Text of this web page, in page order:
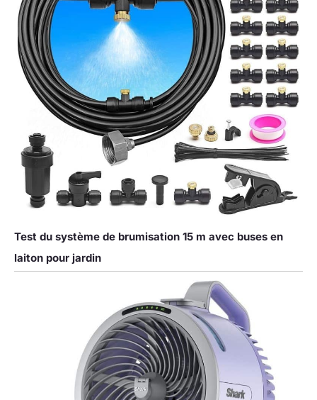
Test du système de brumisation 15 m avec buses en
laiton pour jardin